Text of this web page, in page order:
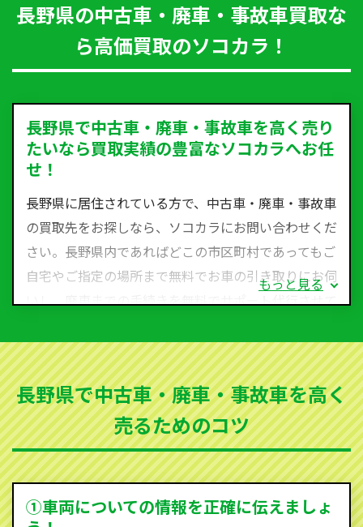
長野県の中古車・廃車・事故車買取な
ら高価買取のソコカラ！
長野県で中古車・廃車・事故車を高く売り
たいなら買取実績の豊富なソコカラへお任
せ！
長野県に居住されている方で、中古車・廃車・事故車
の買取先をお探しなら、ソコカラにお問い合わせくだ
さい。長野県内であればどこの市区町村であってもご
自宅やご指定の場所まで無料でお車の引き取りにお伺
いし、廃車までの手続きを無料でサポート代行させて
など動かない車、水害車、不動車、乗らなくなってし
まった車、車検が切れて動かすことができない車でも
買取可能です。
ソコカラは世界１１０か国に独自の販売ネットワーク
を持ち、国内に自社物流網、自社ヤードをもっている
ため、中間マージンがかかりません。だから高価買取
を実現し、お客様に利益を還元することができるので
す。
もっと見る
長野県で中古車・廃車・事故車を高く
売るためのコツ
①車両についての情報を正確に伝えましょ